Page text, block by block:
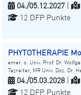
04./05.12.2027
12 DFP Punkte
PHYTOTHERAPIE
emer. o. Univ. Prof. Dr.
Tazreiter, MR Univ. Doz. Dr.
04./05.03.2028
12 DFP Punkte